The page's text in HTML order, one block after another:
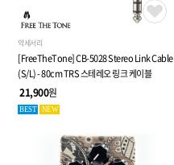
악세서리
[FreeTheTone] CB-5028 Stereo Link Cable
(S/L) - 80cm TRS 스테레오 링크 케이블
21,900원
BEST NEW